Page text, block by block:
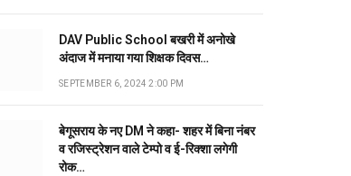
DAV Public School बखरी में अनोखे
अंदाज में मनाया गया शिक्षक दिवस…
SEPTEMBER 6, 2024 2:00 PM
बेगूसराय के नए DM ने कहा- शहर में बिना नंबर
व रजिस्ट्रेशन वाले टेम्पो व ई-रिक्शा लगेगी
रोक…